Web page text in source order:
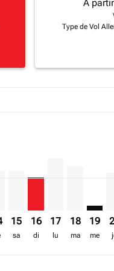
A
Type de Vol
KES 125.2K
KES 376.1K
15
sa
16
di
17
lu
18
ma
19
me